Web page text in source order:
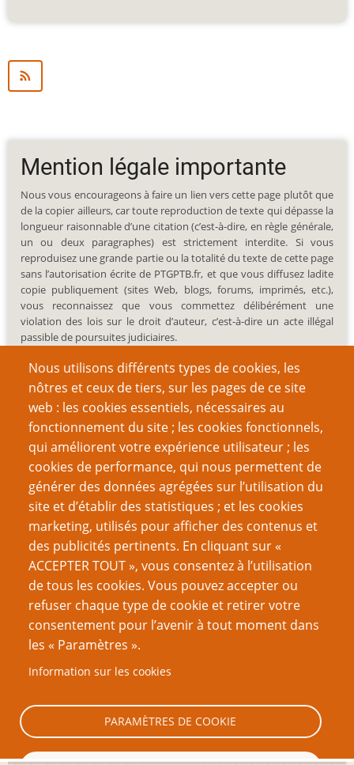
Nous utilisons différents types de cookies, les
nôtres et ceux de tiers, sur les pages de ce site
web : les cookies essentiels, nécessaires au
fonctionnement du site ; les cookies fonctionnels,
qui améliorent votre expérience utilisateur ; les
cookies de performance, qui nous permettent de
générer des données agrégées sur l’utilisation du
site et d’établir des statistiques ; et les cookies
marketing, utilisés pour afficher des contenus et
des publicités pertinents. En cliquant sur «
ACCEPTER TOUT », vous consentez à l’utilisation
de tous les cookies. Vous pouvez accepter ou
refuser chaque type de cookie et retirer votre
consentement pour l’avenir à tout moment dans
les « Paramètres ».
Information sur les cookies
PARAMÈTRES DE COOKIE
Mention légale importante
Nous vous encourageons à faire un lien vers cette page plutôt que
de la copier ailleurs, car toute reproduction de texte qui dépasse la
longueur raisonnable d’une citation (c’est-à-dire, en règle générale,
un ou deux paragraphes) est strictement interdite. Si vous
reproduisez une grande partie ou la totalité du texte de cette page
sans l’autorisation écrite de PTGPTB.fr, et que vous diffusez ladite
copie publiquement (sites Web, blogs, forums, imprimés, etc.),
vous reconnaissez que vous commettez délibérément une
violation des lois sur le droit d’auteur, c’est-à-dire un acte illégal
passible de poursuites judiciaires.
Recherche
Nom d'utilisateur
Mot de passe
Réinitialiser votre mot de passe